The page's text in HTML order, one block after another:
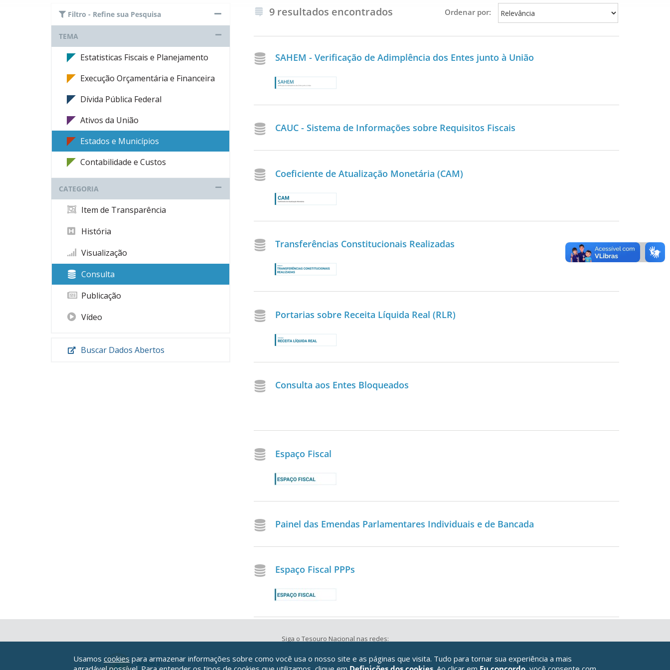
Filtro - Refine sua Pesquisa
TEMA
Estatisticas Fiscais e Planejamento
Execução Orçamentária e Financeira
Dívida Pública Federal
Ativos da União
Estados e Municípios
Contabilidade e Custos
CATEGORIA
Item de Transparência
História
Visualização
Consulta
Publicação
Vídeo
Buscar Dados Abertos
9 resultados encontrados Ordenar por:
SAHEM - Verificação de Adimplência dos Entes junto à União
CAUC - Sistema de Informações sobre Requisitos Fiscais
Coeficiente de Atualização Monetária (CAM)
Transferências Constitucionais Realizadas
Portarias sobre Receita Líquida Real (RLR)
Consulta aos Entes Bloqueados
Espaço Fiscal
Painel das Emendas Parlamentares Individuais e de Bancada
Espaço Fiscal PPPs
Siga o Tesouro Nacional nas redes:
Usamos cookies para armazenar informações sobre como você usa o nosso site e as páginas que visita. Tudo para tornar sua experiência a mais